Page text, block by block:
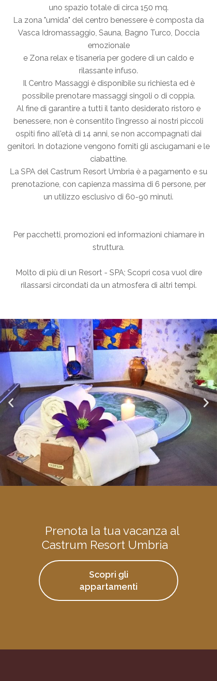
uno spazio totale di circa 150 mq.
La zona "umida" del centro benessere è composta da
Vasca Idromassaggio, Sauna, Bagno Turco, Doccia
emozionale
e Zona relax e tisaneria per godere di un caldo e
rilassante infuso.
Il Centro Massaggi è disponibile su richiesta ed è
possibile prenotare massaggi singoli o di coppia.
Al fine di garantire a tutti il tanto desiderato ristoro e
benessere, non è consentito l’ingresso ai nostri piccoli
ospiti fino all'età di 14 anni, se non accompagnati dai
genitori. In dotazione vengono forniti gli asciugamani e le
ciabattine.
La SPA del Castrum Resort Umbria è a pagamento e su
prenotazione, con capienza massima di 6 persone, per
un utilizzo esclusivo di 60-90 minuti.
Per pacchetti, promozioni ed informazioni chiamare in
struttura.
Molto di più di un Resort - SPA; Scopri cosa vuol dire
rilassarsi circondati da un atmosfera di altri tempi.
Prenota la tua vacanza al
Castrum Resort Umbria
Scopri gli
appartamenti